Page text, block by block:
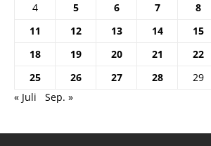
4
5 6 7 8
11
12 13 14 15
18
19 20 21 22
25
26 27 28 29
« Juli
Sep. »